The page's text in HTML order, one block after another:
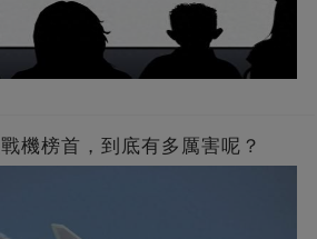
機榜首，到底有多厲害呢？